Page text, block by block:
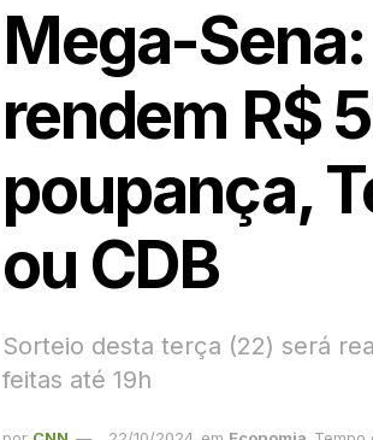
Mega-
rendem R$
poupança,
ou CDB
Sorteio desta terça (22) será
feitas até 19h